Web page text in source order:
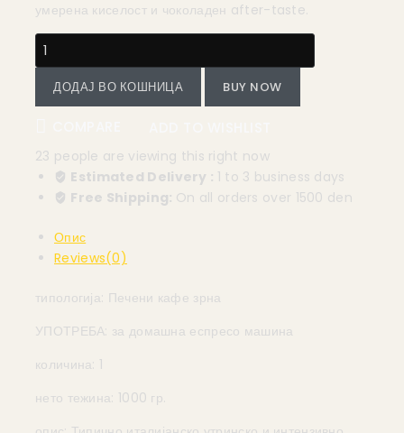
умерена киселост и чоколаден after-taste.
ДОДАЈ ВО КОШНИЦА BUY NOW
23 people are viewing this right now
Estimated Delivery : 1 to 3 business days
Free Shipping: On all orders over 1500 den
Опис
Reviews(0)
типологија: Печени кафе зрна
УПОТРЕБА: за домашна еспресо машина
количина: 1
нето тежина: 1000 гр.